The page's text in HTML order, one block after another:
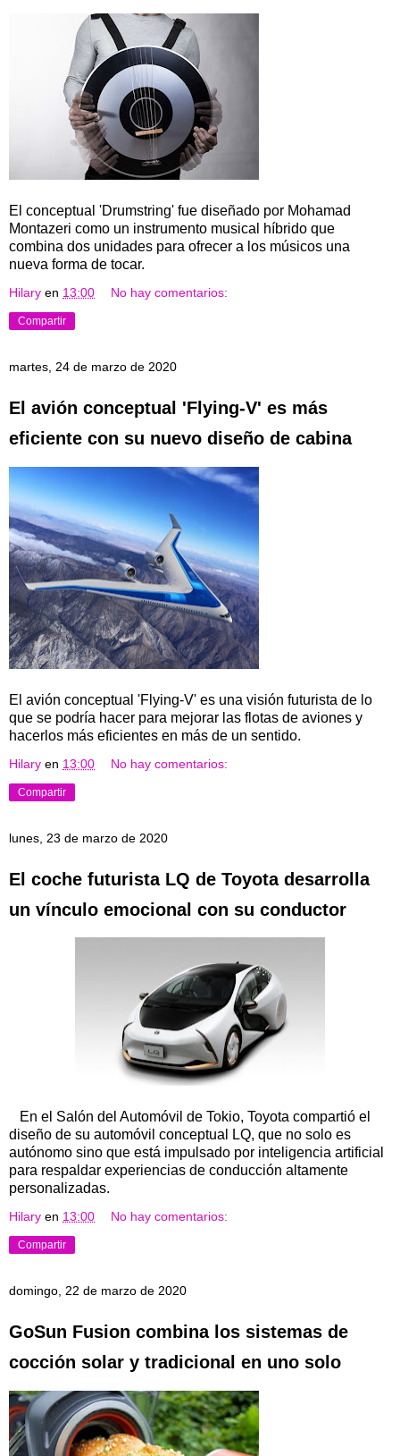
El conceptual 'Drumstring' fue diseñado por Mohamad
Montazeri como un instrumento musical híbrido que
combina dos unidades para ofrecer a los músicos una
nueva forma de tocar.
Hilary en 13:00 No hay comentarios:
Compartir
martes, 24 de marzo de 2020
El avión conceptual 'Flying-V' es más
eficiente con su nuevo diseño de cabina
El avión conceptual 'Flying-V' es una visión futurista de lo
que se podría hacer para mejorar las flotas de aviones y
hacerlos más eficientes en más de un sentido.
Hilary en 13:00 No hay comentarios:
Compartir
lunes, 23 de marzo de 2020
El coche futurista LQ de Toyota desarrolla
un vínculo emocional con su conductor
En el Salón del Automóvil de Tokio, Toyota compartió el
diseño de su automóvil conceptual LQ, que no solo es
autónomo sino que está impulsado por inteligencia artificial
para respaldar experiencias de conducción altamente
personalizadas.
Hilary en 13:00 No hay comentarios:
Compartir
domingo, 22 de marzo de 2020
GoSun Fusion combina los sistemas de
cocción solar y tradicional en uno solo